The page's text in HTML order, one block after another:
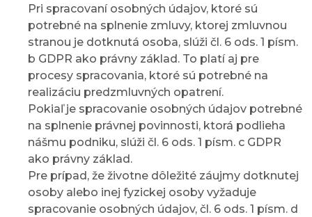
Pri spracovaní osobných údajov, ktoré sú
potrebné na splnenie zmluvy, ktorej zmluvnou
stranou je dotknutá osoba, slúži čl. 6 ods. 1 písm.
b GDPR ako právny základ. To platí aj pre
procesy spracovania, ktoré sú potrebné na
realizáciu predzmluvných opatrení.
Pokiaľ je spracovanie osobných údajov potrebné
na splnenie právnej povinnosti, ktorá podlieha
nášmu podniku, slúži čl. 6 ods. 1 písm. c GDPR
ako právny základ.
Pre prípad, že životne dôležité záujmy dotknutej
osoby alebo inej fyzickej osoby vyžaduje
spracovanie osobných údajov, čl. 6 ods. 1 písm. d